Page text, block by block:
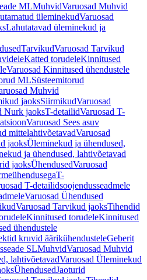
MLMuhvidVaruosad Muhvid
üleminekudVaruosad
Lahutatavad üleminekud ja
TarvikudVaruosad Tarvikud
Katted torudeleKinnitused
Varuosad Kinnitused ühendustele
MLSüsteemitorud
Muhvid
jaoksSiirmikudVaruosad
Nurk jaoksT-detailidVaruosad T-
Varuosad Sees asuv
mittelahtivõetavadVaruosad
jaoksÜleminekud ja ühendused,
ja ühendused, lahtivõetavad
jaoksÜhendusedVaruosad
T-
T-detailidsoojendusseadmele
Varuosad Ühendused
Varuosad Tarvikud jaoksTihendid
Kinnitused torudeleKinnitused
ühendustele
kruvid äärikühendusteleGeberit
SLMuhvidVaruosad Muhvid
lahtivõetavadVaruosad Üleminekud
ÜhendusedJaoturid